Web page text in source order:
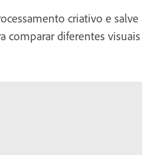
criativo e salve
comparar diferentes visuais